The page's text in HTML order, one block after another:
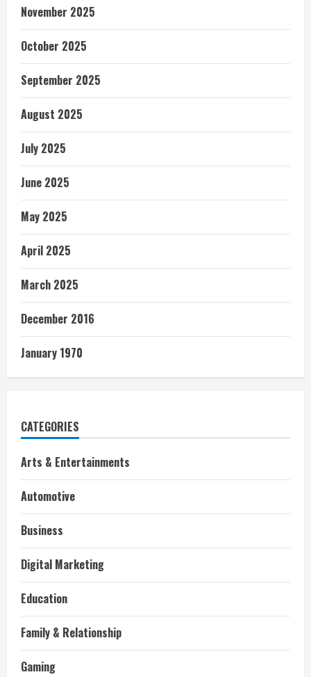
November 2025
October 2025
September 2025
August 2025
July 2025
June 2025
May 2025
April 2025
March 2025
December 2016
January 1970
CATEGORIES
Arts & Entertainments
Automotive
Business
Digital Marketing
Education
Family & Relationship
Gaming